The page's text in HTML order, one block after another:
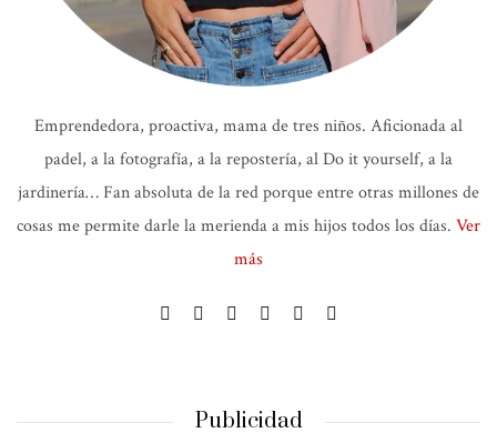
Emprendedora, proactiva, mama de tres niños. Aficionada al
padel, a la fotografía, a la repostería, al Do it yourself, a la
jardinería… Fan absoluta de la red porque entre otras millones de
cosas me permite darle la merienda a mis hijos todos los días. Ver
más
Publicidad